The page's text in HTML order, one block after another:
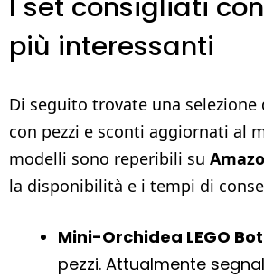
più interessanti
Di seguito trovate una
con pezzi e sconti aggiornati al
modelli sono reperibili su
la disponibilità e i tempi di
Mini-Orchidea LEGO
pezzi. Attualmente